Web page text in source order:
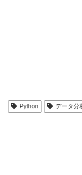
Python データ分